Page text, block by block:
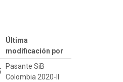
Última
modificación por
Pasante SiB
Colombia 2020-II